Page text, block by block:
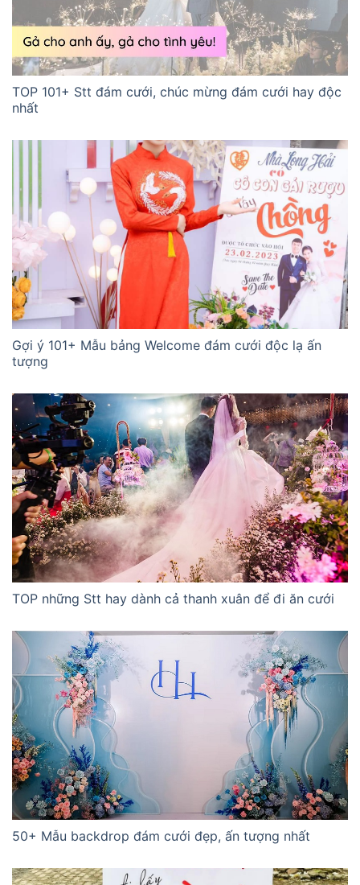
TOP 101+ Stt đám cưới, chúc mừng đám cưới hay độc
nhất
Gợi ý 101+ Mẫu bảng Welcome đám cưới độc lạ ấn
tượng
TOP những Stt hay dành cả thanh xuân để đi ăn cưới
50+ Mẫu backdrop đám cưới đẹp, ấn tượng nhất